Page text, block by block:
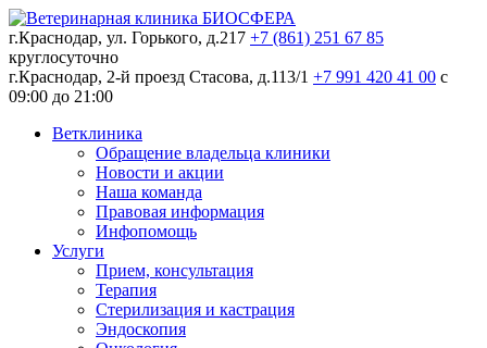
г.Краснодар, ул. Горького, д.217 +7 (861) 251 67 85
круглосуточно
г.Краснодар, 2-й проезд Стасова, д.113/1 +7 991 420 41 00 c
09:00 до 21:00
Ветклиника
Обращение владельца клиники
Новости и акции
Наша команда
Правовая информация
Инфопомощь
Услуги
Прием, консультация
Терапия
Стерилизация и кастрация
Эндоскопия